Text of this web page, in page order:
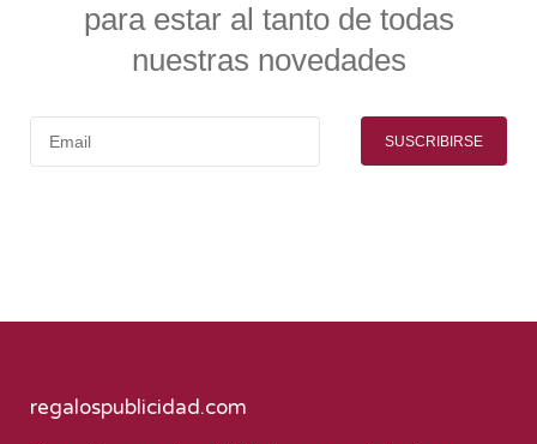
para estar al tanto de todas
nuestras novedades
SUSCRIBIRSE
regalospublicidad.com